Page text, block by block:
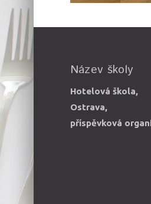
Název školy
Hotelová škola,
Ostrava,
příspěvková